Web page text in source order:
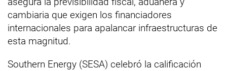
cambiaria que exigen los financiadores
internacionales para apalancar infraestructuras de
esta magnitud.
Southern Energy (SESA) celebró la calificación